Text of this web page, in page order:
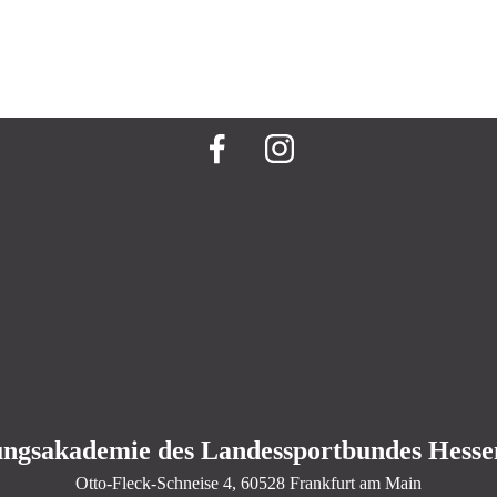
des Landessportbundes
Otto-Fleck-Schneise 4, 60528 Frankfurt am Main